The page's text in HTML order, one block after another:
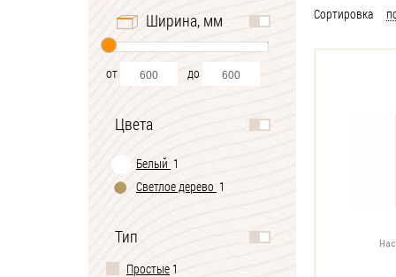
Ширина, мм
от до
Цвета
Белый 1
Светлое дерево 1
Тип
Простые 1
Сортировка